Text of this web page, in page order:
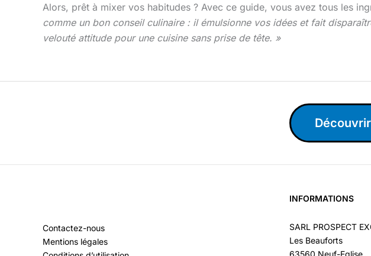
Alors, prêt à mixer vos habitudes ? Avec ce guide, vous avez tous les
comme un bon conseil culinaire : il émulsionne vos idées et fait
velouté attitude pour une cuisine sans prise de tête. »
Contactez-nous
Mentions légales
INFORMATIONS
SARL PROSPECT
Les Beauforts
63560 Neuf-Eglise